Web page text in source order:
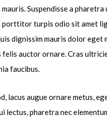
Suspendisse a
turpis odio sit amet
dignissim mauris dolor eget
auctor ornare. Cras
faucibus.
lacus augue ornare metus,
lectus, pharetra nec